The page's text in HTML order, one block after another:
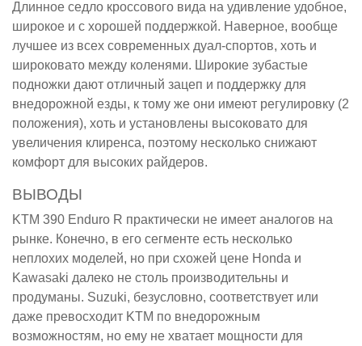
Длинное седло кроссового вида на удивление удобное,
широкое и с хорошей поддержкой. Наверное, вообще
лучшее из всех современных дуал-спортов, хоть и
широковато между коленями. Широкие зубастые
подножки дают отличный зацеп и поддержку для
внедорожной езды, к тому же они имеют регулировку (2
положения), хоть и установлены высоковато для
увеличения клиренса, поэтому несколько снижают
комфорт для высоких райдеров.
ВЫВОДЫ
KTM 390 Enduro R практически не имеет аналогов на
рынке. Конечно, в его сегменте есть несколько
неплохих моделей, но при схожей цене Honda и
Kawasaki далеко не столь производительны и
продуманы. Suzuki, безусловно, соответствует или
даже превосходит KTM по внедорожным
возможностям, но ему не хватает мощности для